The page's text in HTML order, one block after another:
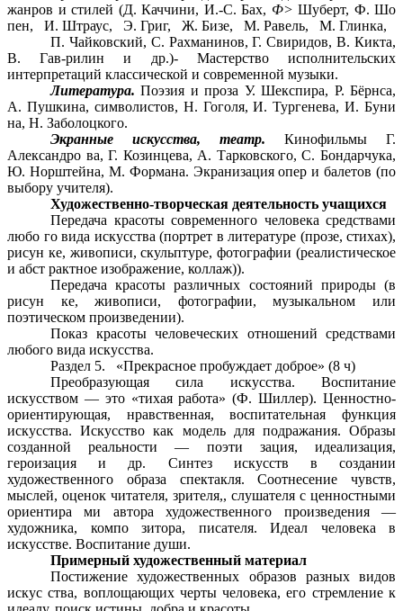
жанров и стилей (Д. Каччини, И.-С. Бах, Ф> Шуберт, Ф. Шо
пен, И. Штраус, Э. Григ, Ж. Бизе, М. Равель, М. Глинка,
П. Чайковский, С. Рахманинов, Г. Свиридов, В. Кикта,
В. Гав-рилин и др.)- Мастерство исполнительских
интерпретаций классической и современной музыки.
Литература.Поэзия и проза У. Шекспира, Р. Бёрнса,
А. Пушкина, символистов, Н. Гоголя, И. Тургенева, И. Буни
на, Н. Заболоцкого.
Экранные искусства, театр. Кинофильмы Г.
Александро ва, Г. Козинцева, А. Тарковского, С. Бондарчука,
Ю. Норштейна, М. Формана. Экранизация опер и балетов (по
выбору учителя).
Художественно-творческая деятельность учащихся
Передача красоты современного человека средствами
любо го вида искусства (портрет в литературе (прозе, стихах),
рисун ке, живописи, скульптуре, фотографии (реалистическое
и абст рактное изображение, коллаж)).
Передача красоты различных состояний природы (в
рисун ке, живописи, фотографии, музыкальном или
поэтическом произведении).
Показ красоты человеческих отношений средствами
любого вида искусства.
Раздел 5. «Прекрасное пробуждает доброе» (8 ч)
Преобразующая сила искусства. Воспитание
искусством — это «тихая работа» (Ф. Шиллер). Ценностно-
ориентирующая, нравственная, воспитательная функция
искусства. Искусство как модель для подражания. Образы
созданной реальности — поэти зация, идеализация,
героизация и др. Синтез искусств в создании
художественного образа спектакля. Соотнесение чувств,
мыслей, оценок читателя, зрителя,, слушателя с ценностными
ориентира ми автора художественного произведения —
художника, компо зитора, писателя. Идеал человека в
искусстве. Воспитание души.
Примерный художественный материал
Постижение художественных образов разных видов
искус ства, воплощающих черты человека, его стремление к